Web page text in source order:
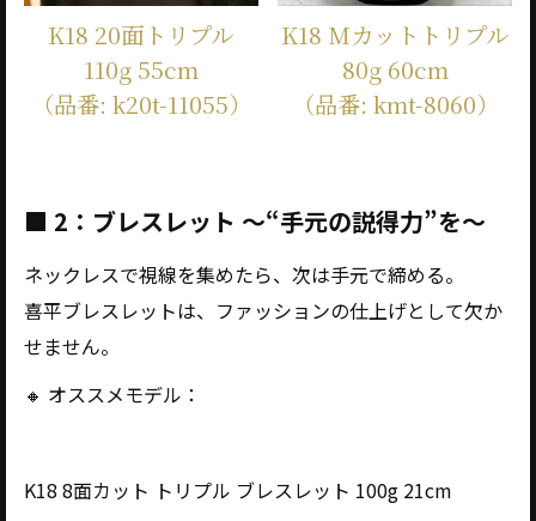
K18 20面トリプル
110g 55cm
（品番: k20t-11055）
K18 Mカットトリプル
80g 60cm
（品番: kmt-8060）
■ 2：ブレスレット ～“手元の説得力”を～
ネックレスで視線を集めたら、次は手元で締める。
喜平ブレスレットは、ファッションの仕上げとして欠か
せません。
🔸 オススメモデル：
K18 8面カット トリプル ブレスレット 100g 21cm